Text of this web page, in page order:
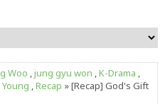
Woo ,jung gyu won ,K-Drama ,
,Recap » [Recap] God's Gift